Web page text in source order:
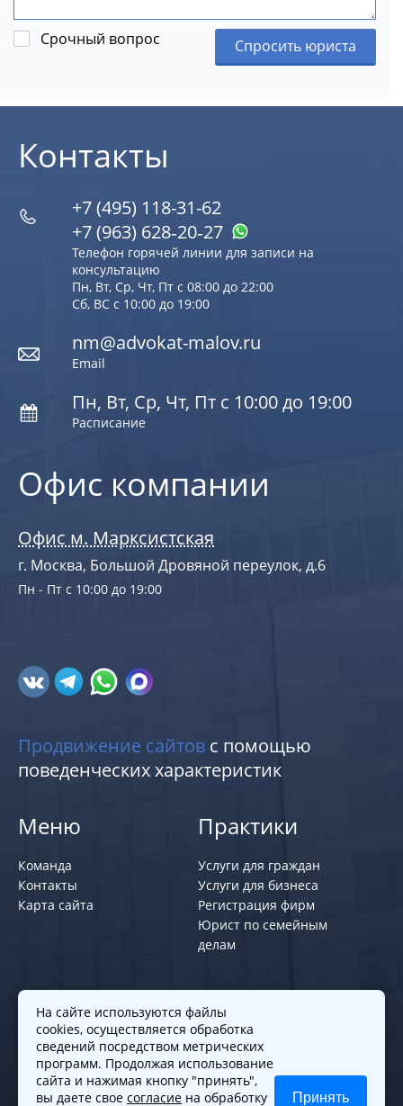
Срочный вопрос Спросить юриста
Офис компании
Офис м. Марксистская
г. Москва, Большой Дровяной переулок, д.6
Пн - Пт с 10:00 до 19:00
Контакты
+7 (495) 118-31-62
+7 (963) 628‑20‑27
Телефон горячей линии для записи на
консультацию
Пн, Вт, Ср, Чт, Пт с 08:00 до 22:00
Сб, ВС с 10:00 до 19:00
nm@advokat-malov.ru
Email
Пн, Вт, Ср, Чт, Пт с 10:00 до 19:00
Расписание
Продвижение сайтов с помощью
поведенческих характеристик
Меню
Команда
Контакты
Карта сайта
Практики
Услуги для граждан
Услуги для бизнеса
Регистрация фирм
Юрист по семейным
делам
Политики и правила
Политика обработки персональных
данных
Согласие на обработку cookies
На сайте используются файлы
cookies, осуществляется обработка
сведений посредством метрических
программ. Продолжая использование
сайта и нажимая кнопку "принять",
вы даете свое согласие на обработку Принять